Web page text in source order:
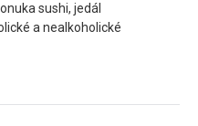
sushi, jedál
a nealkoholické